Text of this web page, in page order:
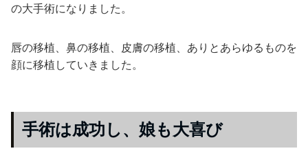
の大手術になりました。
唇の移植、鼻の移植、皮膚の移植、ありとあらゆるものを
顔に移植していきました。
手術は成功し、娘も大喜び